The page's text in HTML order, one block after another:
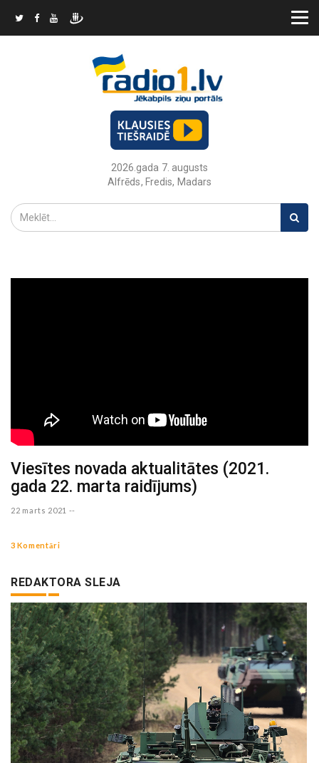
2026.gada 7. augusts
Alfrēds, Fredis, Madars
Viesītes novada aktualitātes (2021.
gada 22. marta raidījums)
22 marts 2021 --
3 Komentāri
REDAKTORA SLEJA